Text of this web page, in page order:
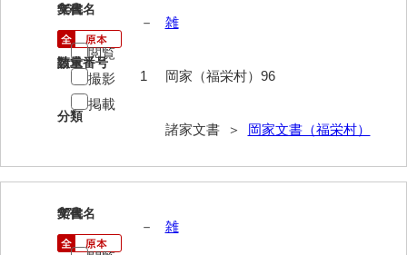
木村家文書
木村家文書（山口市）
木村一人文書
清末毛利家文書
96
文書名
雑
請求番号
岡家（福栄村）96
分類
諸家文書 ＞ 岡家文書（福栄村）
年代
－
数量
1
閲覧
撮影
掲載
97
文書名
雑
年代
－